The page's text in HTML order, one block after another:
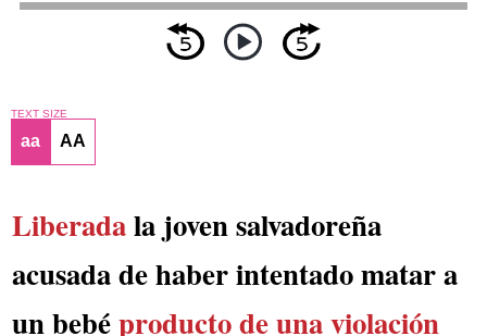
TEXT SIZE
aa AA
Liberadala joven salvadoreña
acusada de haber intentado matar a
un bebéproducto de una violación